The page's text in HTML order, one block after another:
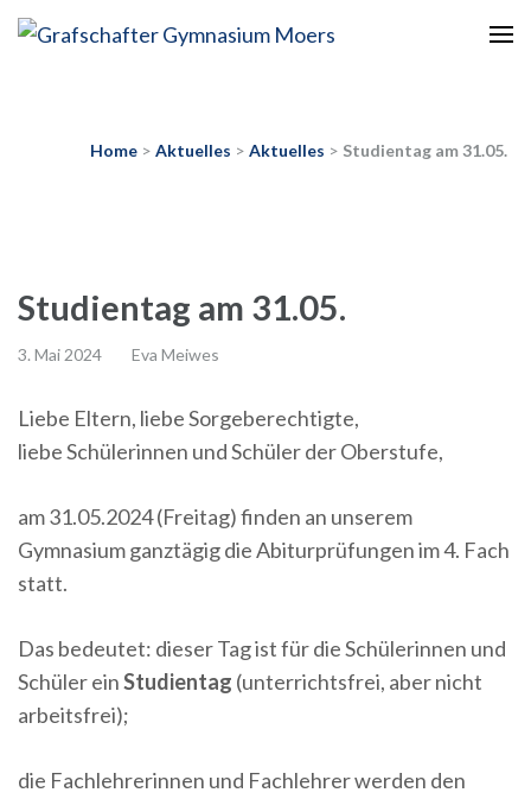
Home > Aktuelles > Aktuelles > Studientag am 31.05.
Studientag am 31.05.
3. Mai 2024 Eva Meiwes
Liebe Eltern, liebe Sorgeberechtigte,
liebe Schülerinnen und Schüler der Oberstufe,
am 31.05.2024 (Freitag) finden an unserem
Gymnasium ganztägig die Abiturprüfungen im 4. Fach
statt.
Das bedeutet: dieser Tag ist für die Schülerinnen und
Schüler einStudientag (unterrichtsfrei, aber nicht
arbeitsfrei);
die Fachlehrerinnen und Fachlehrer werden den